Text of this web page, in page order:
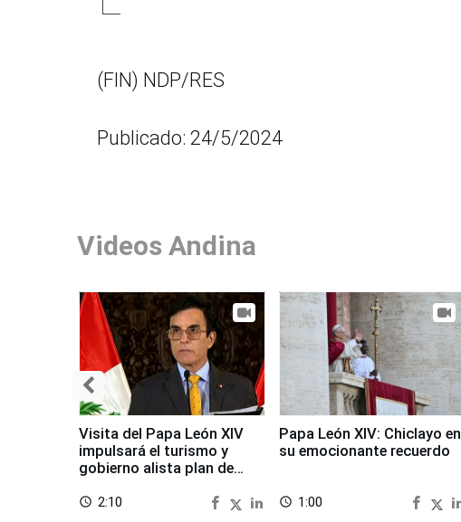
(FIN) NDP/RES
Publicado: 24/5/2024
Videos Andina
Visita del Papa León XIV
impulsará el turismo y
gobierno alista plan de
access_time 2:10
Papa León XIV: Chiclayo en
su emocionante recuerdo
access_time 1:00